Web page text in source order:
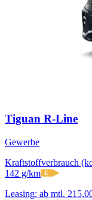
Tiguan R-Line
Gewerbe
Kraftstoffverbrauch
142 g/km E
Leasing: ab mtl.